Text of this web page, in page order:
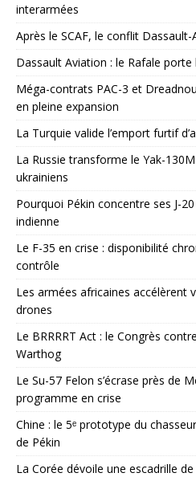
interarmées
Après le SCAF, le conflit Dassault-
Dassault Aviation : le Rafale
Méga-contrats PAC-3 et
en pleine expansion
La Turquie valide l’emport furtif
La Russie transforme le Yak-
ukrainiens
Pourquoi Pékin concentre ses J-
indienne
Le F-35 en crise : disponibilité
contrôle
Les armées africaines accélèrent
drones
Le BRRRRT Act : le Congrès
Warthog
Le Su-57 Felon s’écrase près de
programme en crise
Chine : le 5ᵉ prototype du
de Pékin
La Corée dévoile une escadrille